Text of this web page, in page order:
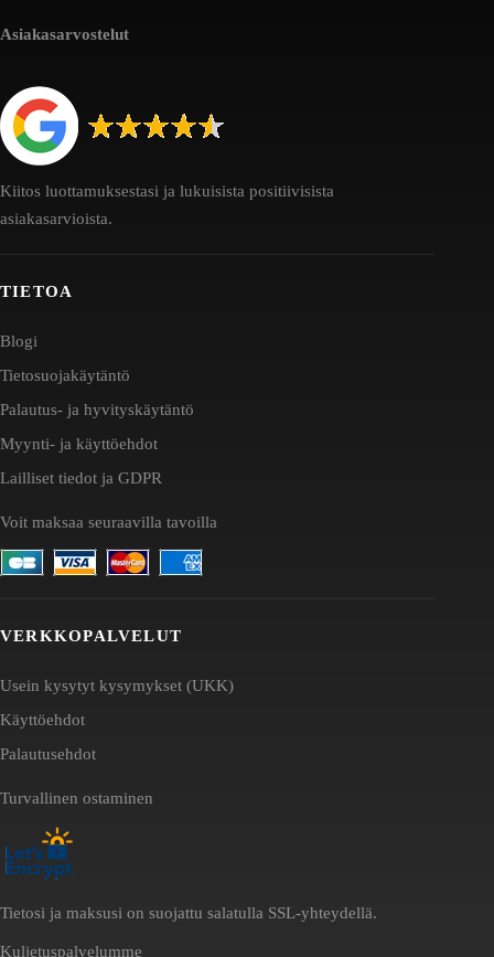
Asiakasarvostelut
Kiitos luottamuksestasi ja lukuisista positiivisista
asiakasarvioista.
TIETOA
Blogi
Tietosuojakäytäntö
Palautus- ja hyvityskäytäntö
Myynti- ja käyttöehdot
Lailliset tiedot ja GDPR
Voit maksaa seuraavilla tavoilla
VERKKOPALVELUT
Usein kysytyt kysymykset (UKK)
Käyttöehdot
Palautusehdot
Turvallinen ostaminen
Tietosi ja maksusi on suojattu salatulla SSL-yhteydellä.
Kuljetuspalvelumme